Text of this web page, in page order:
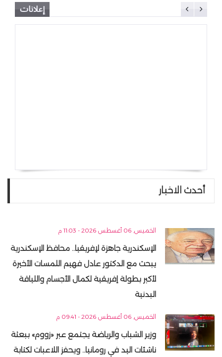
إعلانات
أحدث الاخبار
الخميس, 06 أغسطس 2026 - 11:03 م
الإسكندرية جاهزة لإفريقيا.. محافظ الإسكندرية
يبحث مع الدكتور عادل فهيم اللمسات الأخيرة
لأكبر بطولة إفريقية لكمال الأجسام واللياقة
البدنية
الخميس, 06 أغسطس 2026 - 09:41 م
وزير الشباب والرياضة يجتمع عبر «زووم» ببعثة
ناشئات اليد في رومانيا.. ويحفز اللاعبات لكتابة